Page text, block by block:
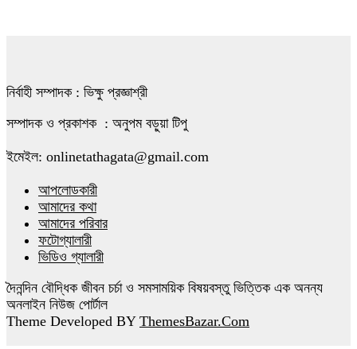
সম্যকের ২০২৬-২৭ কেন্দ্রীয় কমিটি গঠন
৯
১০
নির্বাহী সম্পাদক : ভিক্ষু প্রজ্ঞাশ্রী
সম্পাদক ও প্রকাশক : অনুপম বড়ুয়া টিপু
ইমেইল: onlinetathagata@gmail.com
আপলোডকারী
আমাদের কথা
আমাদের পরিবার
ফটোগ্যালারী
ভিডিও গ্যালারী
দৈনন্দিন বৌদ্ধিক জীবন চর্চা ও সমসাময়িক বিষয়বস্তু ভিত্তিক এক অনন্য
অনলাইন নিউজ পোর্টাল
Theme Developed BY ThemesBazar.Com